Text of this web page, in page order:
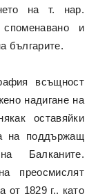
на т. нар.
и
българите.
всъщност
надигане на
оставяйки
на поддържащ
Балканите.
преосмислят
от 1829 г., като